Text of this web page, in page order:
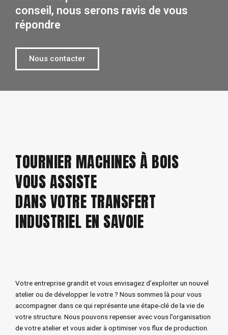
conseil, nous serons ravis de vous
répondre
Nous contacter
TOURNIER MACHINES À BOIS
VOUS ASSISTE
DANS VOTRE TRANSFERT
INDUSTRIEL EN SAVOIE
Votre entreprise grandit et vous envisagez d’exploiter un nouvel
atelier ou de développer le votre ? Nous sommes là pour vous
accompagner dans ce qui représente une étape-clé de la vie de
votre structure. Nous pouvons repenser avec vous l’organisation
de votre atelier et vous aider à optimiser vos flux de production.